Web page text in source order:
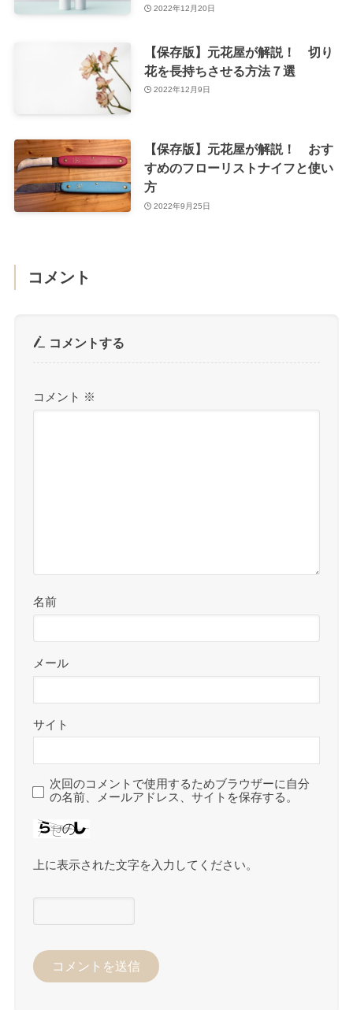
2022年12月20日
【保存版】元花屋が解説！ 切り
花を長持ちさせる方法７選
2022年12月9日
【保存版】元花屋が解説！ おす
すめのフローリストナイフと使い
方
2022年9月25日
コメント
コメントする
コメント ※
名前
メール
サイト
次回のコメントで使用するためブラウザーに自分
の名前、メールアドレス、サイトを保存する。
上に表示された文字を入力してください。